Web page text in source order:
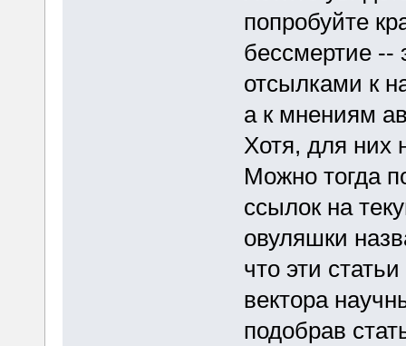
попробуйте
бессмертие --
отсылками к
а к мнениям
Хотя, для них
Можно тогда
ссылок на
овуляшки
что эти
вектора
подобрав